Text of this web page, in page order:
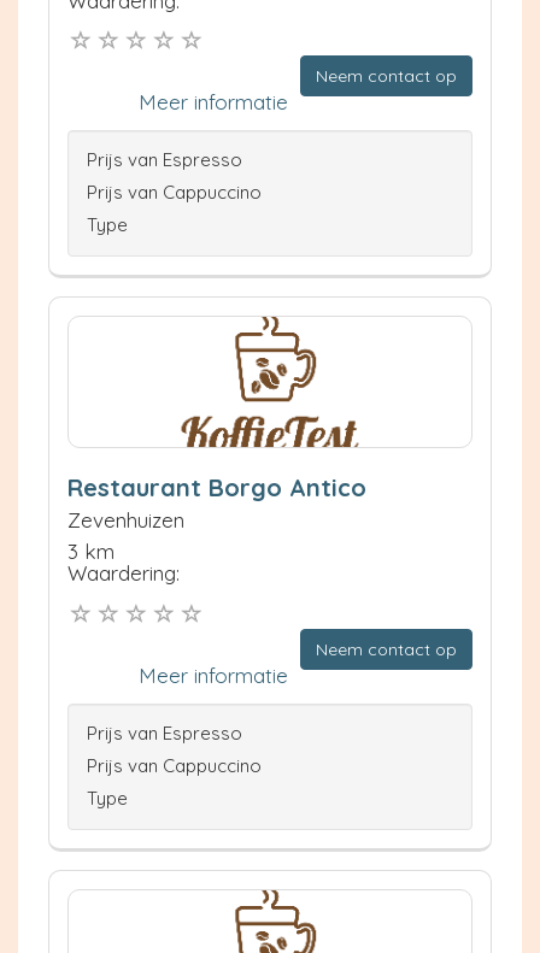
Neem contact op
Meer informatie
Prijs van Espresso
Prijs van Cappuccino
Type
Restaurant Borgo Antico
Zevenhuizen
3 km
Waardering:
Neem contact op
Meer informatie
Prijs van Espresso
Prijs van Cappuccino
Type